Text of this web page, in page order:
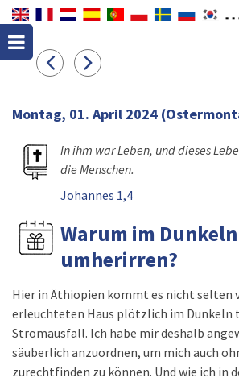
Montag, 01. April 2024
In ihm war Leben, und dieses
die Menschen.
Johannes 1,4
Warum im Dunkeln
umherirren?
Hier in Äthiopien kommt es nicht selten
erleuchteten Haus plötzlich im Dunkeln
Stromausfall. Ich habe mir deshalb
säuberlich anzuordnen, um mich auch
zurechtfinden zu können. Und wie ich in